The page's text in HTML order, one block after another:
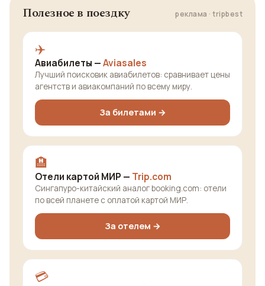
Полезное в поездку реклама · tripbest
✈️
Авиабилеты —Aviasales
Лучший поисковик авиабилетов: сравнивает цены
агентств и авиакомпаний по всему миру.
За билетами →
🏨
Отели картой МИР — Trip.com
Сингапуро-китайский аналог booking.com: отели
по всей планете с оплатой картой МИР.
За отелем →
💳